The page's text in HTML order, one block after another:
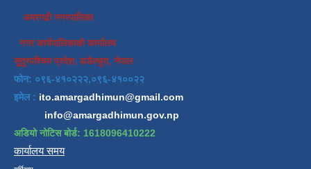
अमरगढी नगरपालिका
नगर कार्यपालिकाको कार्यालय
सुदुरपश्चिम प्रदेश, डडेल्धुरा, नेपाल
फोन: ०९६-४१०२२२,०९६-४१००२२
इमेल : ito.amargadhimun@gmail.com
info@amargadhimun.gov.np
अडियो नोटिस बोर्ड: 1618096410222
कार्यालय समय